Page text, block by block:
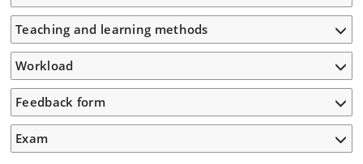
Teaching and learning methods
Workload
Feedback form
Exam